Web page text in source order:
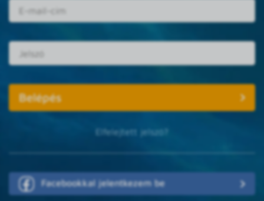
Elfelejtett jelszó?
Facebookkal jelentkezem be